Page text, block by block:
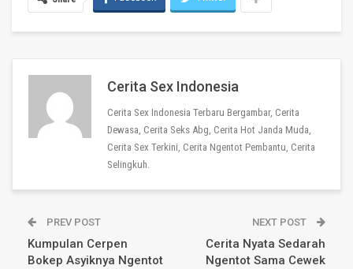
Cerita Sex Indonesia
Cerita Sex Indonesia Terbaru Bergambar, Cerita
Dewasa, Cerita Seks Abg, Cerita Hot Janda Muda,
Cerita Sex Terkini, Cerita Ngentot Pembantu, Cerita
Selingkuh.
PREV POST
Kumpulan Cerpen
Bokep Asyiknya Ngentot
NEXT POST
Cerita Nyata Sedarah
Ngentot Sama Cewek